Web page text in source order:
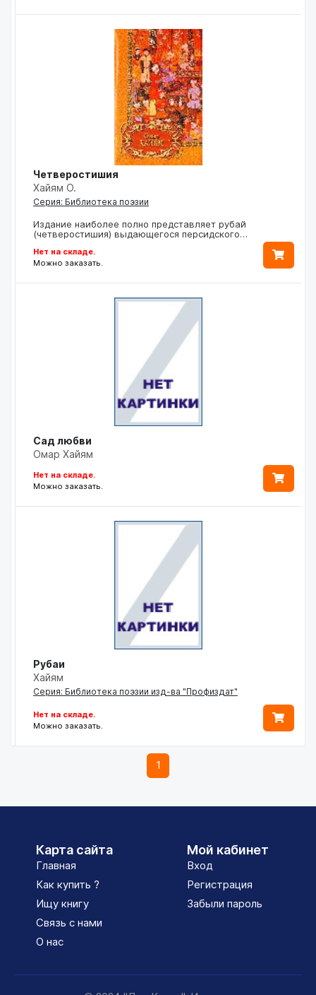
Четверостишия
Хайям О.
Серия: Библиотека поэзии
Издание наиболее полно представляет рубай
(четверостишия) выдающегося персидского…
Нет на складе.
Можно заказать.
Сад любви
Омар Хайям
Нет на складе.
Можно заказать.
Рубаи
Хайям
Серия: Библиотека поэзии изд-ва "Профиздат"
Нет на складе.
Можно заказать.
1
Карта сайта
Главная
Как купить ?
Ищу книгу
Связь с нами
О нас
Мой кабинет
Вход
Регистрация
Забыли пароль